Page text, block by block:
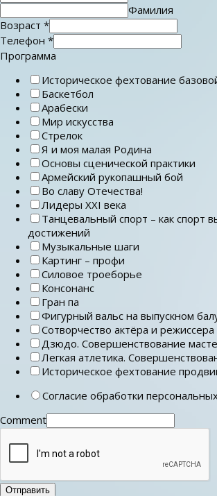
Фамилия
Возраст *
Телефон *
Программа
Историческое фехтование
Баскетбол
Арабески
Мир искусства
Стрелок
Я и моя малая Родина
Основы сценической практики
Армейский рукопашный бой
Во славу Отечества!
Лидеры ХХI века
Танцевальный спорт – как спорт
достижений
Музыкальные шаги
Картинг – профи
Силовое троеборье
Консонанс
Гран па
Фигурный вальс на выпускном
Сотворчество актёра и режиссера
Дзюдо. Совершенствование
Легкая атлетика.
Историческое фехтование
Согласие обработки
Comment
Отправить